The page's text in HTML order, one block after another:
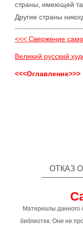
страны, имеющей
Другие страны
<<< Свержение
Великий русский
<<<Оглавление>>>
ОТКАЗ
Материалы данного
библиотек. Они не